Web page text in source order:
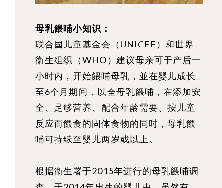
母乳餵哺小知识：
联合国儿童基金会（UNICEF）和世界
衞生组织（WHO）建议母亲可于产后一
小时内，开始餵哺母乳，並在婴儿成长
至6个月期间，以全母乳餵哺，在添加安
全、足够营养、配合年龄需要、按儿童
反应而餵食的固体食物的同时，母乳餵
哺可持续至婴儿两岁或以上。
根据衞生署于2015年进行的母乳餵哺调